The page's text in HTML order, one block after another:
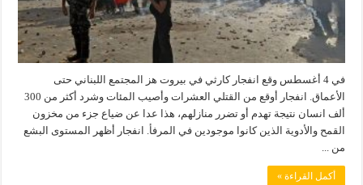
في 4 أغسطس وقع انفجار كارثي في بيروت هز المجتمع اللبناني حتى
الأعماق. انفجار أوقع من القتلي العشرات وأصيب المئات وشرد أكثر من 300
ألف انسان نتيجة تهدم أو تضرر منازلهم، هذا عدا عن ضياع جزء من مخزون
القمح والأدوية الذين كانوا موجودين في المرفأ. انفجار أظهر المستوى البشع
من ...
أكمل القراءة »